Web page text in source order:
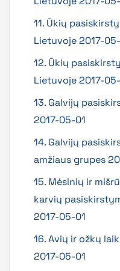
11. Ūkių
Lietuvoje 2017-
12. Ūkių
Lietuvoje 2017-
13. Galvijų
2017-05-01
14. Galvijų
amžiaus grupes
15. Mėsinių ir
karvių
2017-05-01
16. Avių ir ožkų
2017-05-01